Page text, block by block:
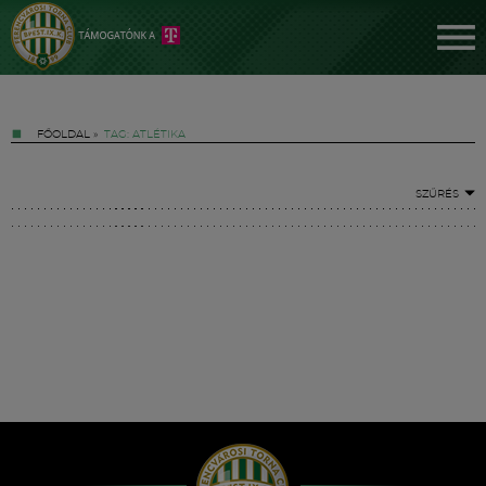
FŐOLDAL » TAG: ATLÉTIKA
SZŰRÉS
Hírek